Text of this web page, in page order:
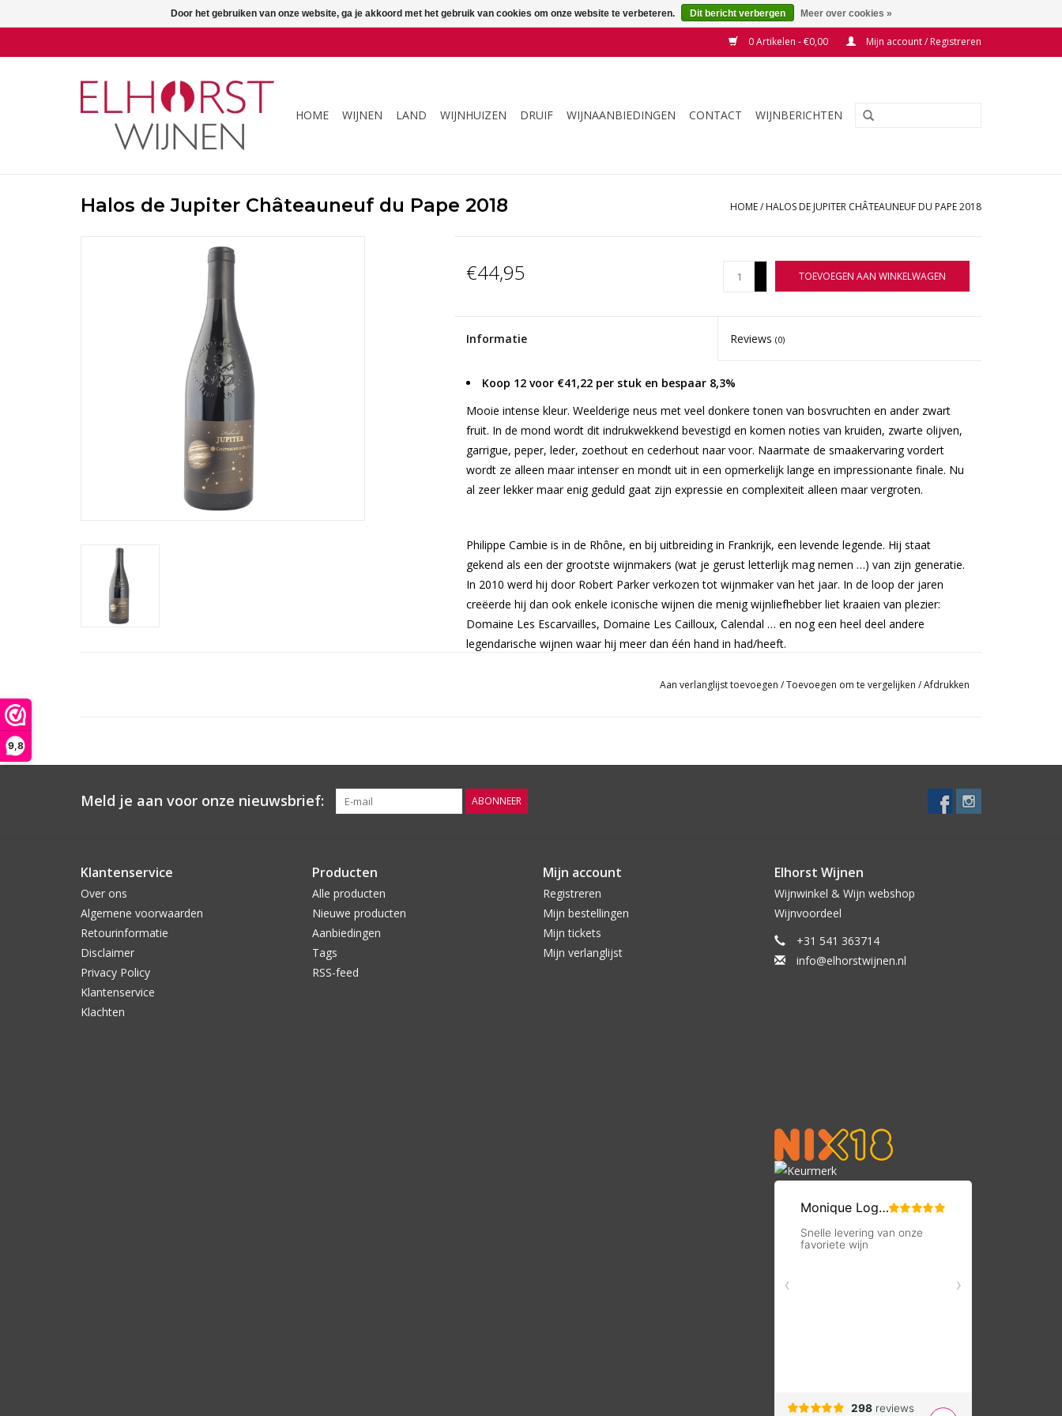
9,8
0 Artikelen - €0,00 Mijn account / Registreren
HOME WIJNEN LAND WIJNHUIZEN DRUIF WIJNAANBIEDINGEN CONTACT WIJNBERICHTEN
Halos de Jupiter Châteauneuf du Pape 2018 HOME/ HALOS DE JUPITER CHÂTEAUNEUF DU PAPE 2018
€44,95 TOEVOEGEN AAN WINKELWAGEN
Informatie Reviews(0)
Koop 12 voor €41,22 per stuk en bespaar 8,3%
Mooie intense kleur. Weelderige neus met veel donkere tonen van bosvruchten en ander zwart
fruit. In de mond wordt dit indrukwekkend bevestigd en komen noties van kruiden, zwarte olijven,
garrigue, peper, leder, zoethout en cederhout naar voor. Naarmate de smaakervaring vordert
wordt ze alleen maar intenser en mondt uit in een opmerkelijk lange en impressionante finale. Nu
al zeer lekker maar enig geduld gaat zijn expressie en complexiteit alleen maar vergroten.
Philippe Cambie is in de Rhône, en bij uitbreiding in Frankrijk, een levende legende. Hij staat
gekend als een der grootste wijnmakers (wat je gerust letterlijk mag nemen …) van zijn generatie.
In 2010 werd hij door Robert Parker verkozen tot wijnmaker van het jaar. In de loop der jaren
creëerde hij dan ook enkele iconische wijnen die menig wijnliefhebber liet kraaien van plezier:
Domaine Les Escarvailles, Domaine Les Cailloux, Calendal … en nog een heel deel andere
legendarische wijnen waar hij meer dan één hand in had/heeft.
talentvolle wijnmaker Michel Gassier. Hun verhaal gaat over vriendschap en gedeelde passies:
Aan verlanglijst toevoegen /Toevoegen om te vergelijken /Afdrukken
Meld je aan voor onze nieuwsbrief: ABONNEER
Klantenservice
Over ons
Algemene voorwaarden
Retourinformatie
Disclaimer
Privacy Policy
Klantenservice
Klachten
Producten
Alle producten
Nieuwe producten
Aanbiedingen
Tags
RSS-feed
Mijn account
Registreren
Mijn bestellingen
Mijn tickets
Mijn verlanglijst
Elhorst Wijnen
Wijnwinkel & Wijn webshop
Wijnvoordeel
+31 541 363714
info@elhorstwijnen.nl
Door het gebruiken van onze website, ga je akkoord met het gebruik van cookies om onze website te verbeteren. Dit bericht verbergen Meer over cookies »